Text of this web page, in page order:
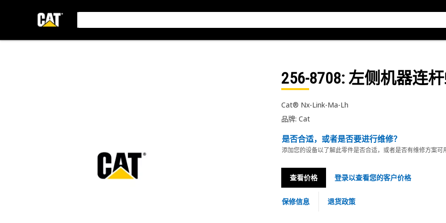
256-8708: 左侧机器连
Cat® Nx-Link-Ma-Lh
品牌: Cat
是否合适，或者是否要进行维修？
添加您的设备以了解此零件是否合适，或者是否有维修方案可
查看价格 登录以查看您的客户价格
保修信息 退货政策